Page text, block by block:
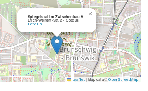
Spiegelsaal im Zwischenbau V
Erich-Weinert-Str. 2 - Cottbus
Details
×
Leaflet |Map data ©OpenStreetMap